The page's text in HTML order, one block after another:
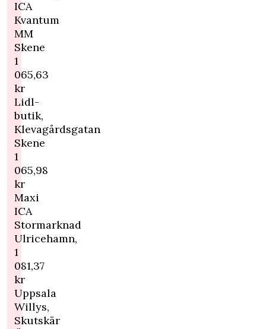
ICA
Kvantum
MM
Skene
1
065,63
kr
Lidl-
butik,
Klevagårdsgatan
Skene
1
065,98
kr
Maxi
ICA
Stormarknad
Ulricehamn,
1
081,37
kr
Uppsala
Willys,
Skutskär